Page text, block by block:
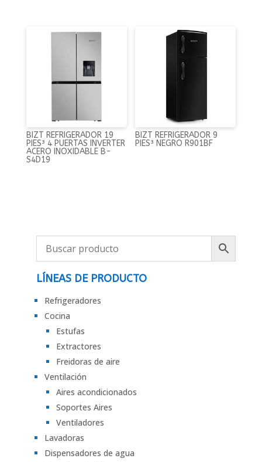
BIZT REFRIGERADOR 19
PIES³ 4 PUERTAS INVERTER
ACERO INOXIDABLE B-
S4D19
BIZT REFRIGERADOR 9
PIES³ NEGRO R901BF
LÍNEAS DE PRODUCTO
Refrigeradores
Cocina
Estufas
Extractores
Freidoras de aire
Ventilación
Aires acondicionados
Soportes Aires
Ventiladores
Lavadoras
Dispensadores de agua